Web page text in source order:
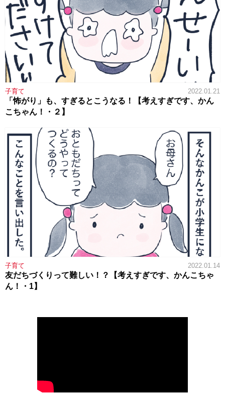
子育て 2022.01.21
「怖がり」も、すぎるとこうなる！【考えすぎです、かん
こちゃん！・２】
子育て 2022.01.14
友だちづくりって難しい！？【考えすぎです、かんこちゃ
ん！・1】